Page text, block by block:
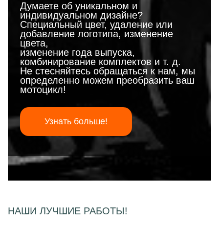
Думаете об уникальном и
индивидуальном дизайне?
Специальный цвет, удаление или
добавление логотипа, изменение
цвета,
изменение года выпуска,
комбинирование комплектов и т. д.
Не стесняйтесь обращаться к нам, мы
определенно можем преобразить ваш
мотоцикл!
Узнать больше!
НАШИ ЛУЧШИЕ РАБОТЫ!